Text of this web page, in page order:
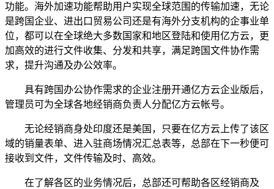
功能。海外加速功能帮助用户实现全球范围的传输加速，无论
是跨国企业、进出口贸易公司还是有海外分支机构的企事业单
位，都可以在全球绝大多数国家和地区登陆和使用亿方云，更
加高效的进行文件收集、分发和共享，满足跨国文件协作需
求，提升沟通及办公效率。
具有跨国办公协作需求的企业注册开通亿方云企业版后，
管理员可为全球各地经销商负责人分配亿方云帐号。
无论经销商身处印度还是美国，只要在亿方云上传了该区
域的销量表单、进入驻商场情况汇总表等，总部在下一秒便可
接收到文件，文件传输及时、高效。
在了解各区的业务情况后，总部还可帮助各区经销商及